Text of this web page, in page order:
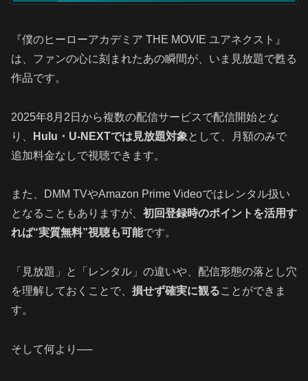
『僕のヒーローアカデミア THE MOVIE ユアネクスト』
は、ファンの心に刻まれたあの瞬間が、いま見放題で甦る
作品です。
2025年8月2日から複数の配信サービスで配信開始とな
り、
Hulu・U‑NEXTでは見放題対象として、月額のみで
追加料金なしで視聴できます。
また、DMM TVやAmazon Prime Videoではレンタル扱い
となることもありますが、 初回登録時のポイントを活用す
れば“実質無料”視聴も可能です。
「見放題」と「レンタル」の違いや、配信形態の落とし穴
を理解しておくことで、 損せず確実に観ることができま
す。
そして何より──